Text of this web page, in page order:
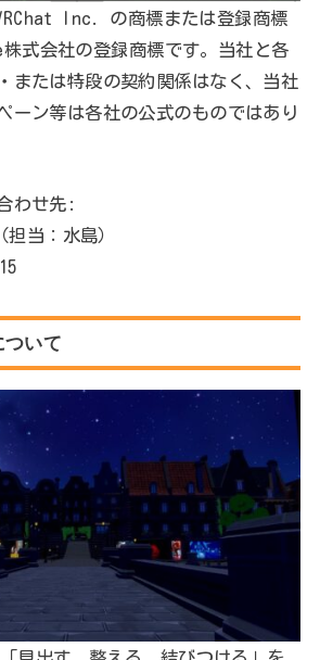
Inc. の商標または登録商標
式会社の登録商標です。当社と各
または特段の契約関係はなく、当社
ーン等は各社の公式のものではあり
わせ先:
当：水島）
ついて